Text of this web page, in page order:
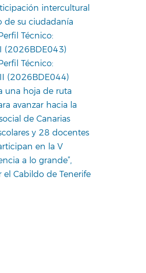
intercultural
de su ciudadanía
Técnico:
(2026BDE043)
Técnico:
(2026BDE044)
una hoja de ruta
avanzar hacia la
de Canarias
y 28 docentes
en la V
a lo grande”,
el Cabildo de Tenerife